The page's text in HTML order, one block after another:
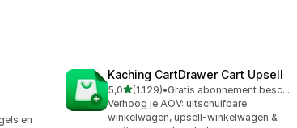
en
Kaching CartDrawer Cart Upsell
5,0van 5 sterren
(1.129)
1129 recensies in totaal
•
Gratis abonnement beschikbaar
Verhoog je AOV: uitschuifbare
winkelwagen, upsell-winkelwagen &